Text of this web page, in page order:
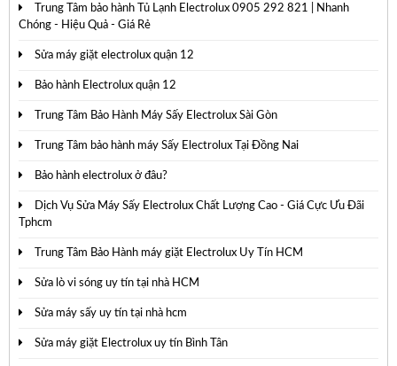
Trung Tâm bảo hành Tủ Lạnh Electrolux 0905 292 821 | Nhanh
Chóng - Hiệu Quả - Giá Rẻ
Sửa máy giặt electrolux quận 12
Bảo hành Electrolux quận 12
Trung Tâm Bảo Hành Máy Sấy Electrolux Sài Gòn
Trung Tâm bảo hành máy Sấy Electrolux Tại Đồng Nai
Bảo hành electrolux ở đâu?
Dịch Vụ Sửa Máy Sấy Electrolux Chất Lượng Cao - Giá Cực Ưu Đãi
Tphcm
Trung Tâm Bảo Hành máy giặt Electrolux Uy Tín HCM
Sửa lò vi sóng uy tín tại nhà HCM
Sửa máy sấy uy tín tại nhà hcm
Sửa máy giặt Electrolux uy tín Bình Tân